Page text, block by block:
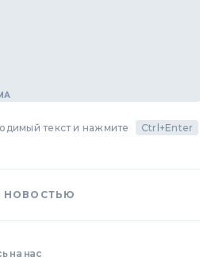
текст и нажмите Ctrl+Enter
НОВОСТЬЮ
на нас